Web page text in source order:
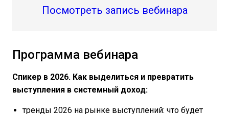
Посмотреть запись вебинара
Программа вебинара
Спикер в 2026. Как выделиться и превратить
выступления в cистемный доход:
тренды 2026 на рынке выступлений: что будет